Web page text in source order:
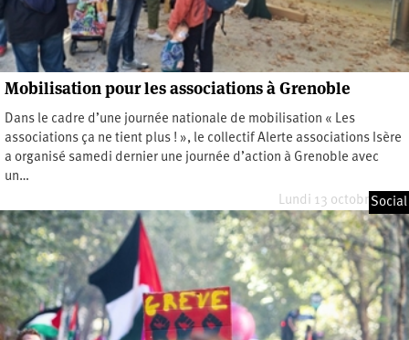
Mobilisation pour les associations à Grenoble
Dans le cadre d’une journée nationale de mobilisation « Les
associations ça ne tient plus ! », le collectif Alerte associations Isère
a organisé samedi dernier une journée d’action à Grenoble avec
un…
Lundi 13 octobre 2025
Social